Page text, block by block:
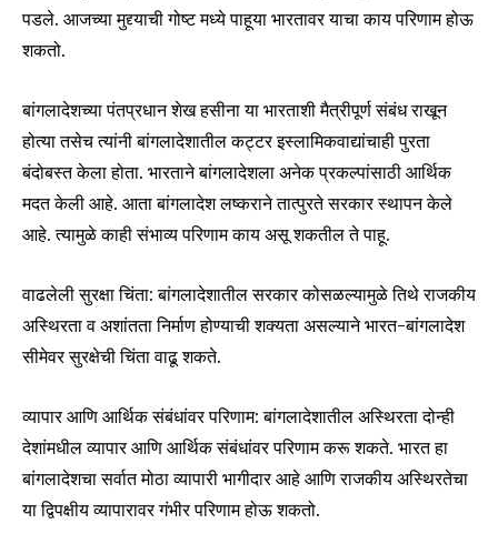
पडले. आजच्या मुद्द्याची गोष्ट मध्ये पाहूया भारतावर याचा काय परिणाम होऊ
शकतो.
बांगलादेशच्या पंतप्रधान शेख हसीना या भारताशी मैत्रीपूर्ण संबंध राखून
होत्या तसेच त्यांनी बांगलादेशातील कट्टर इस्लामिकवाद्यांचाही पुरता
बंदोबस्त केला होता. भारताने बांगलादेशला अनेक प्रकल्पांसाठी आर्थिक
मदत केली आहे. आता बांगलादेश लष्कराने तात्पुरते सरकार स्थापन केले
आहे. त्यामुळे काही संभाव्य परिणाम काय असू शकतील ते पाहू.
वाढलेली सुरक्षा चिंता: बांगलादेशातील सरकार कोसळल्यामुळे तिथे राजकीय
अस्थिरता व अशांतता निर्माण होण्याची शक्यता असल्याने भारत-बांगलादेश
सीमेवर सुरक्षेची चिंता वाढू शकते.
व्यापार आणि आर्थिक संबंधांवर परिणाम: बांगलादेशातील अस्थिरता दोन्ही
देशांमधील व्यापार आणि आर्थिक संबंधांवर परिणाम करू शकते. भारत हा
बांगलादेशचा सर्वात मोठा व्यापारी भागीदार आहे आणि राजकीय अस्थिरतेचा
या द्विपक्षीय व्यापारावर गंभीर परिणाम होऊ शकतो.